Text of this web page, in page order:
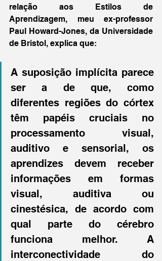
relação aos Estilos de
Aprendizagem, meu ex-professor
Paul Howard-Jones, da Universidade
de Bristol, explica que:
A suposição implícita parece
ser a de que, como
diferentes regiões do córtex
têm papéis cruciais no
processamento visual,
auditivo e sensorial, os
aprendizes devem receber
informações em formas
visual, auditiva ou
cinestésica, de acordo com
qual parte do cérebro
funciona melhor. A
interconectividade do